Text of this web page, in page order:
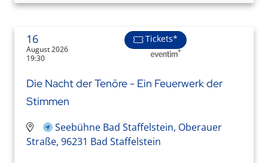
16
August 2026
19:30
Tickets*
Die Nacht der Tenöre - Ein Feuerwerk der
Stimmen
Seebühne Bad Staffelstein, Oberauer
Straße, 96231 Bad Staffelstein